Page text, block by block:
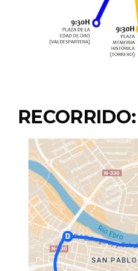
RECORRIDO: